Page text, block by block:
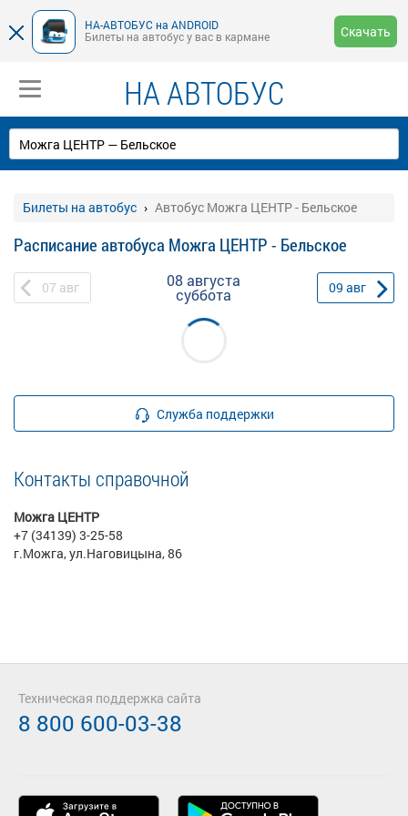
НА-АВТОБУС на ANDROID
Билеты на автобус у вас в кармане
Скачать
НА АВТОБУС
Билеты на автобус Автобус Можга ЦЕНТР - Бельское
Расписание автобуса Можга ЦЕНТР - Бельское
07 авг 08 августа
суббота 09 авг
Служба поддержки
Контакты справочной
Можга ЦЕНТР
+7 (34139) 3-25-58
г.Можга, ул.Наговицына, 86
Техническая поддержка сайта
8 800 600-03-38